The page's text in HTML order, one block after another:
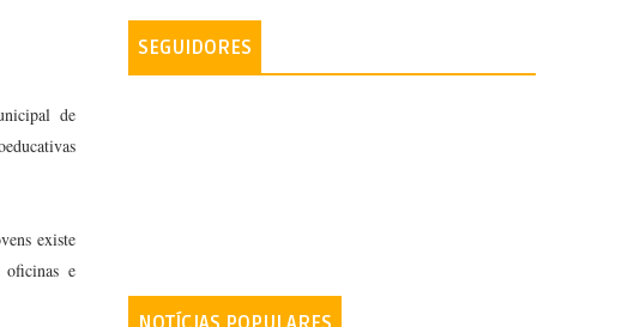
de
existe
oficinas e
SEGUIDORES